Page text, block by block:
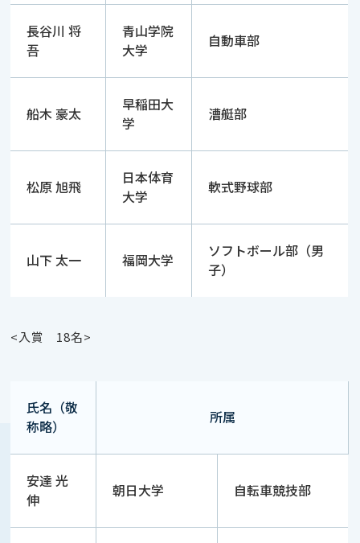
長谷川 将
吾
青山学院
大学
自動車部
船木 豪太
早稲田大
学
漕艇部
松原 旭飛
日本体育
大学
軟式野球部
山下 太一 福岡大学
ソフトボール部（男
子）
<入賞 18名>
氏名（敬
称略）
所属
安達 光
伸
朝日大学 自転車競技部